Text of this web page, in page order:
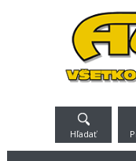
Hľadať